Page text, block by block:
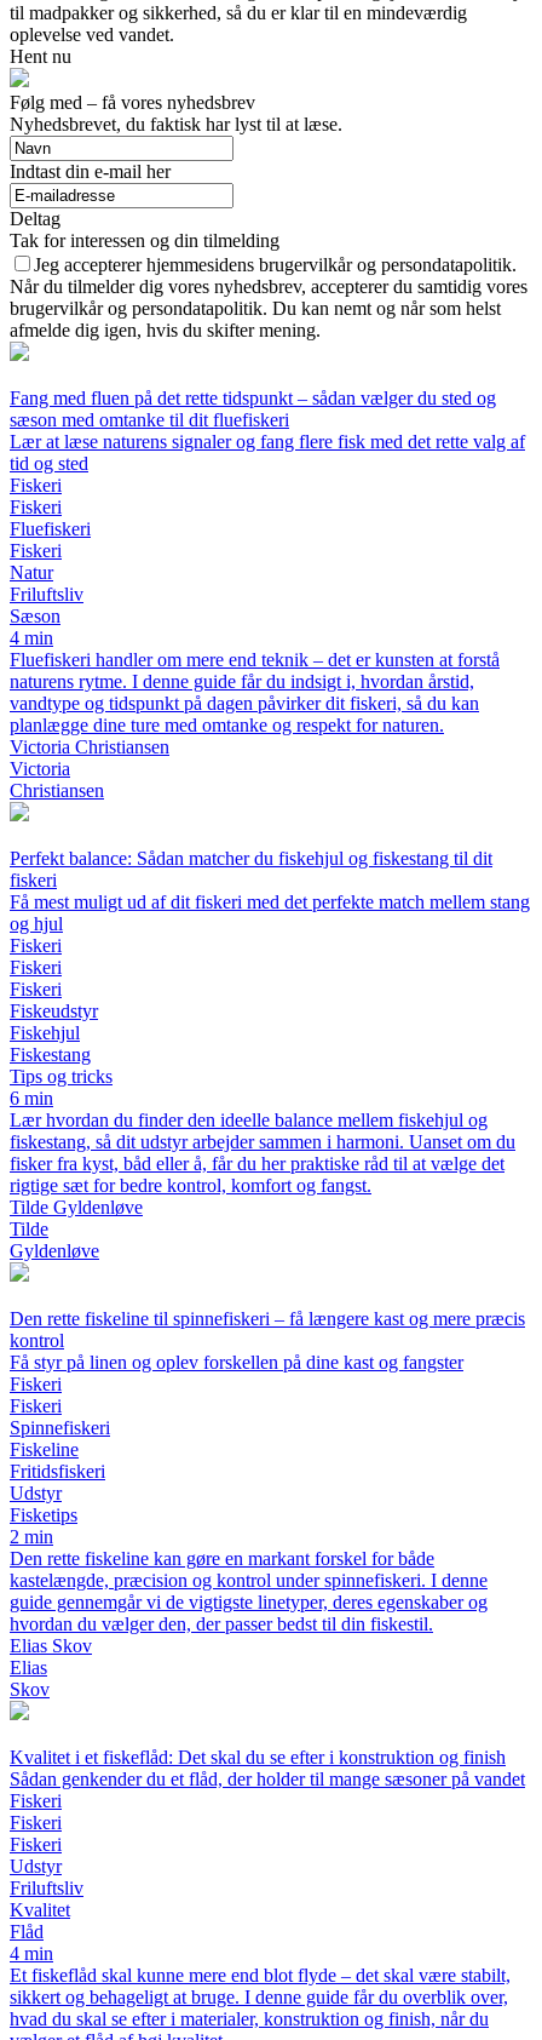
til madpakker og sikkerhed, så du er klar til en mindeværdig
oplevelse ved vandet.
Hent nu
Følg med – få vores nyhedsbrev
Nyhedsbrevet, du faktisk har lyst til at læse.
Indtast din e-mail her
Deltag
Tak for interessen og din tilmelding
Jeg accepterer hjemmesidens brugervilkår og persondatapolitik.
Når du tilmelder dig vores nyhedsbrev, accepterer du samtidig vores
brugervilkår og persondatapolitik. Du kan nemt og når som helst
afmelde dig igen, hvis du skifter mening.
Fang med fluen på det rette tidspunkt – sådan vælger du sted og
sæson med omtanke til dit fluefiskeri
Lær at læse naturens signaler og fang flere fisk med det rette valg af
tid og sted
Fiskeri
Fiskeri
Fluefiskeri
Fiskeri
Natur
Friluftsliv
Sæson
4 min
Fluefiskeri handler om mere end teknik – det er kunsten at forstå
naturens rytme. I denne guide får du indsigt i, hvordan årstid,
vandtype og tidspunkt på dagen påvirker dit fiskeri, så du kan
planlægge dine ture med omtanke og respekt for naturen.
Victoria Christiansen
Victoria
Christiansen
Perfekt balance: Sådan matcher du fiskehjul og fiskestang til dit
fiskeri
Få mest muligt ud af dit fiskeri med det perfekte match mellem stang
og hjul
Fiskeri
Fiskeri
Fiskeri
Fiskeudstyr
Fiskehjul
Fiskestang
Tips og tricks
6 min
Lær hvordan du finder den ideelle balance mellem fiskehjul og
fiskestang, så dit udstyr arbejder sammen i harmoni. Uanset om du
fisker fra kyst, båd eller å, får du her praktiske råd til at vælge det
rigtige sæt for bedre kontrol, komfort og fangst.
Tilde Gyldenløve
Tilde
Gyldenløve
Den rette fiskeline til spinnefiskeri – få længere kast og mere præcis
kontrol
Få styr på linen og oplev forskellen på dine kast og fangster
Fiskeri
Fiskeri
Spinnefiskeri
Fiskeline
Fritidsfiskeri
Udstyr
Fisketips
2 min
Den rette fiskeline kan gøre en markant forskel for både
kastelængde, præcision og kontrol under spinnefiskeri. I denne
guide gennemgår vi de vigtigste linetyper, deres egenskaber og
hvordan du vælger den, der passer bedst til din fiskestil.
Elias Skov
Elias
Skov
Kvalitet i et fiskeflåd: Det skal du se efter i konstruktion og finish
Sådan genkender du et flåd, der holder til mange sæsoner på vandet
Fiskeri
Fiskeri
Fiskeri
Udstyr
Friluftsliv
Kvalitet
Flåd
4 min
Et fiskeflåd skal kunne mere end blot flyde – det skal være stabilt,
sikkert og behageligt at bruge. I denne guide får du overblik over,
hvad du skal se efter i materialer, konstruktion og finish, når du